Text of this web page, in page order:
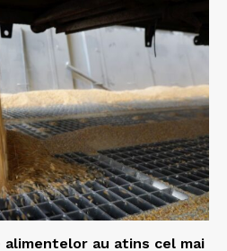
au atins cel mai